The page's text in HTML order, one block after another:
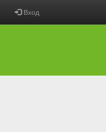
Вход